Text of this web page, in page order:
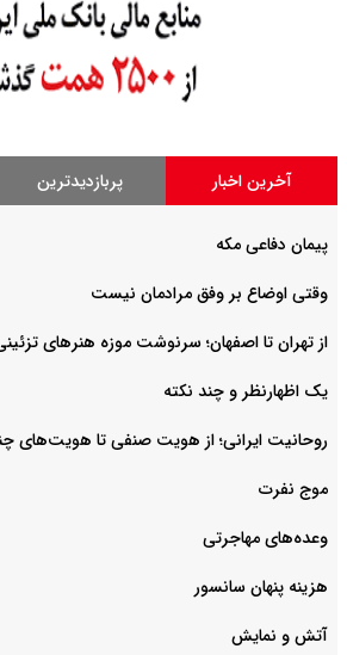
آخرین اخبار پربازدیدترین
پیمان دفاعی مکه
وقتی اوضاع بر وفق مرادمان نیست
از تهران تا اصفهان؛ سرنوشت موزه هنرهای
یک اظهارنظر و چند نکته
روحانیت ایرانی؛ از هویت صنفی تا هویت‌های
موج نفرت
وعده‌های مهاجرتی
هزینه پنهان سانسور
آتش و نمایش